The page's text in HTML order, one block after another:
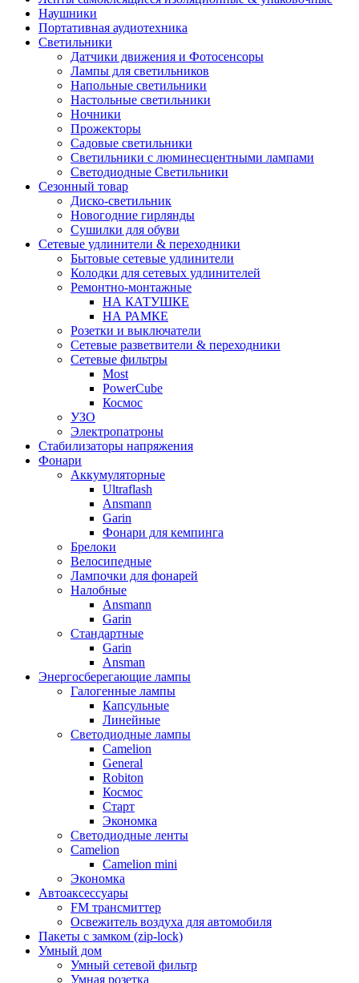
Наушники
Портативная аудиотехника
Светильники
Датчики движения и Фотосенсоры
Лампы для светильников
Напольные светильники
Настольные светильники
Ночники
Прожекторы
Садовые светильники
Светильники с люминесцентными лампами
Светодиодные Светильники
Сезонный товар
Диско-светильник
Новогодние гирлянды
Сушилки для обуви
Сетевые удлинители & переходники
Бытовые сетевые удлинители
Колодки для сетевых удлинителей
Ремонтно-монтажные
НА КАТУШКЕ
НА РАМКЕ
Розетки и выключатели
Сетевые разветвители & переходники
Сетевые фильтры
Most
PowerCube
Космос
УЗО
Электропатроны
Стабилизаторы напряжения
Фонари
Аккумуляторные
Ultraflash
Ansmann
Garin
Фонари для кемпинга
Брелоки
Велосипедные
Лампочки для фонарей
Налобные
Ansmann
Garin
Стандартные
Garin
Ansman
Энергосберегающие лампы
Галогенные лампы
Капсульные
Линейные
Светодиодные лампы
Camelion
General
Robiton
Космос
Старт
Экономка
Светодиодные ленты
Camelion
Camelion mini
Экономка
Автоаксессуары
FM трансмиттер
Освежитель воздуха для автомобиля
Пакеты с замком (zip-lock)
Умный дом
Умный сетевой фильтр
Умная розетка